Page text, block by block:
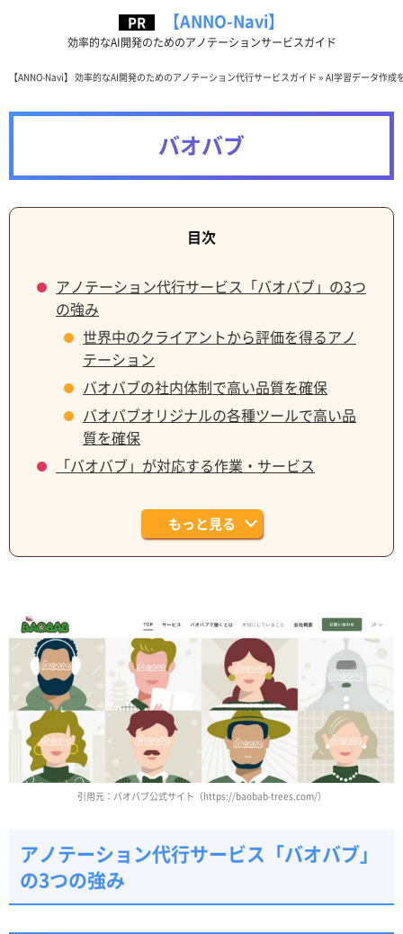
【ANNO-Navi】
効率的なAI開発のためのアノテーションサービスガイド
【ANNO-Navi】 効率的なAI開発のためのアノテーション代行サービスガイド » AI学習データ作成
バオバブ
アノテーション代行サービス「バオバブ」の3つ
の強み
世界中のクライアントから評価を得るアノ
テーション
バオバブの社内体制で高い品質を確保
バオバブオリジナルの各種ツールで高い品
質を確保
「バオバブ」が対応する作業・サービス
もっと見る
引用元：バオバブ公式サイト（https://baobab-trees.com/）
アノテーション代行サービス「バオバブ」
の3つの強み